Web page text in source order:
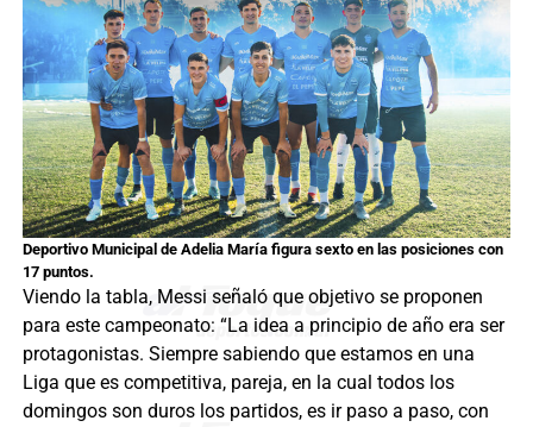
Deportivo Municipal de Adelia María figura sexto en las posiciones con
17 puntos.
Viendo la tabla, Messi señaló que objetivo se proponen
para este campeonato: “La idea a principio de año era ser
protagonistas. Siempre sabiendo que estamos en una
Liga que es competitiva, pareja, en la cual todos los
domingos son duros los partidos, es ir paso a paso, con